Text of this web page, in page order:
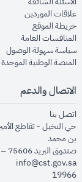
علاقات الموردين
خريطة الموقعwindow
المنافسات العامة
سياسة سهولة الوصول
المنصة الوطنية
الاتصال والدعم
اتصل بنا
حي النخيل - تقاطع
بن محمد
صندوق البريد 75606 – الرياض 11588
info@cst.gov.sa
19966